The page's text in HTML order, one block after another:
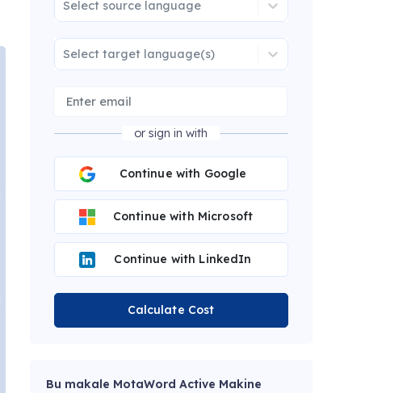
Select source language
Select target language(s)
or sign in with
Continue with Google
Continue with Microsoft
Continue with LinkedIn
Calculate Cost
Bu makale MotaWord Active Makine